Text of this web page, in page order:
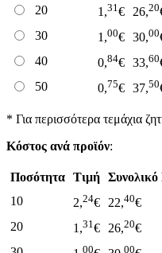
20
1,31 € 26,20
30
1,00€ 30,00
40
0,84€ 33,60
50
0,75€ 37,50
* Για περισσότερα τεμάχια
Κόστος ανά προϊόν:
Ποσότητα Τιμή
10
2,24€ 22,40€
20
1,31 € 26,20€
00 00